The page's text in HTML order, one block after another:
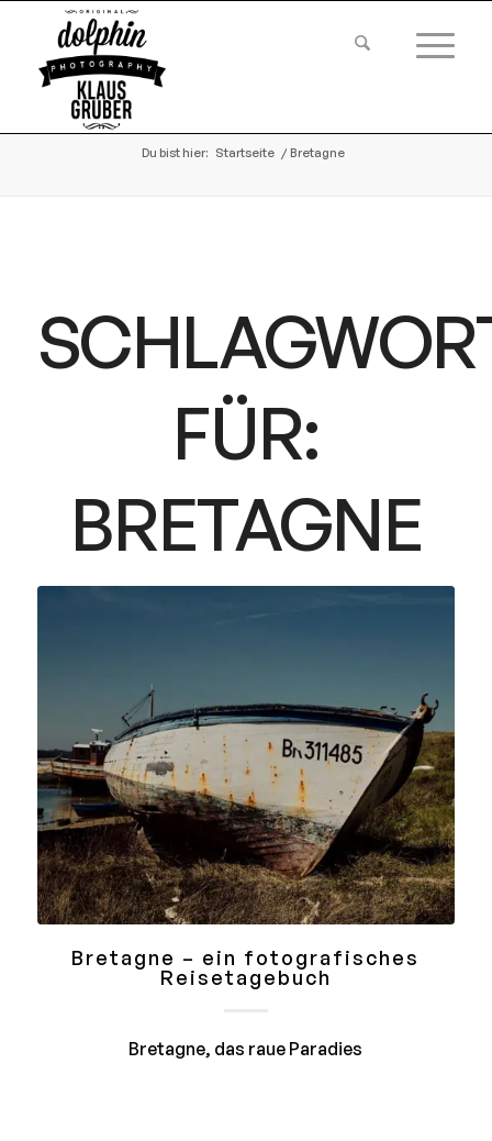
Du bist hier: Startseite / Bretagne
FÜR:
BRETAGNE
Bretagne – ein fotografisches
Reisetagebuch
Bretagne, das raue Paradies